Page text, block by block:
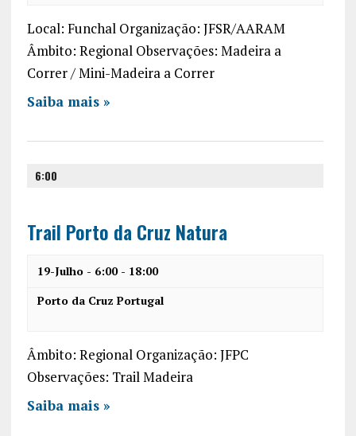
r
c
h
a
n
V
i
e
w
a
v
i
r
a
r
a
v
i
n
Local: Funchal Organização: JFSR/AARAM
Âmbito: Regional Observações: Madeira a
Correr / Mini-Madeira a Correr
Saiba mais »
6:00
Trail Porto da Cruz Natura
19-Julho - 6:00- 18:00
Porto da Cruz Portugal
Âmbito: Regional Organização: JFPC
Observações: Trail Madeira
Saiba mais »